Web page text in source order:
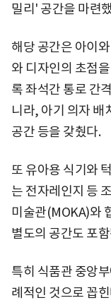
밀리' 공간을 마련
해당 공간은 아이
와 디자인의 초점
록 좌석간 통로 간
니라, 아기 의자 배
공간 등을 갖췄다.
또 유아용 식기와
는 전자레인지 등
미술관(MOKA)와
별도의 공간도 포
특히 식품관 중앙
례적인 것으로 꼽